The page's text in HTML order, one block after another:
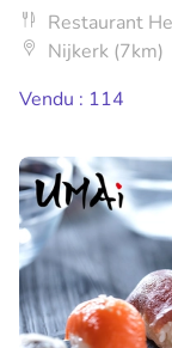
Restaurant
Nijkerk (7km)
Vendu : 114